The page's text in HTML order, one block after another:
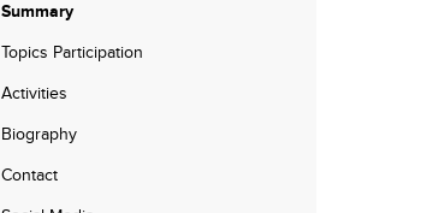
Summary
Topics Participation
Activities
Biography
Contact